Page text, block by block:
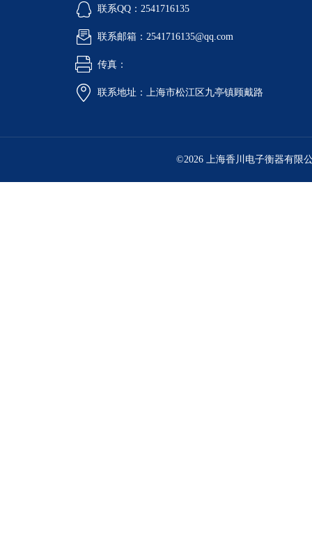
联系QQ：2541716135
联系邮箱：2541716135@qq.com
传真：
联系地址：上海市松江区九亭镇顾戴路
©2026 上海香川电子衡器有限